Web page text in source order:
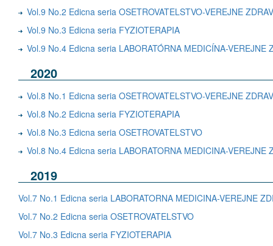
Vol.9 No.2 Edicna seria OSETROVATELSTVO-VEREJNE
Vol.9 No.3 Edicna seria FYZIOTERAPIA
Vol.9 No.4 Edicna seria LABORATÓRNA MEDICÍNA-VEREJNE
2020
Vol.8 No.1 Edicna seria OSETROVATELSTVO-VEREJNE
Vol.8 No.2 Edicna seria FYZIOTERAPIA
Vol.8 No.3 Edicna seria OSETROVATELSTVO
Vol.8 No.4 Edicna seria LABORATORNA MEDICINA-VEREJNE
2019
Vol.7 No.1 Edicna seria LABORATORNA MEDICINA-VEREJNE
Vol.7 No.2 Edicna seria OSETROVATELSTVO
Vol.7 No.3 Edicna seria FYZIOTERAPIA